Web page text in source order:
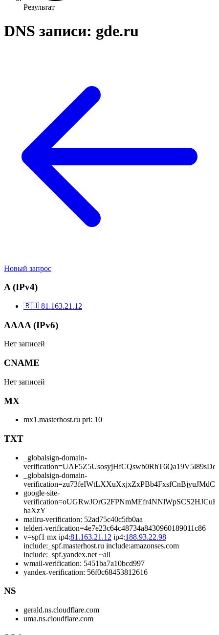
Результат
DNS записи: gde.ru
Новый запрос
A (IPv4)
🇷🇺 81.163.21.12
AAAA (IPv6)
Нет записей
CNAME
Нет записей
MX
mx1.masterhost.ru pri: 10
TXT
_globalsign-domain-
_globalsign-domain-
google-site-
haXzY
mailru-verification: 52ad75c40c5fb0aa
telderi-verification=4e7e23c64c48734a8430960189011c86
v=spf1 mx ip4:81.163.21.12 ip4:188.93.22.98
include:_spf.masterhost.ru include:amazonses.com
include:_spf.yandex.net ~all
wmail-verification: 5451ba7a10bcd997
yandex-verification: 56f0c68453812616
NS
gerald.ns.cloudflare.com
uma.ns.cloudflare.com